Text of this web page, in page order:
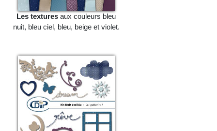
Les textures aux couleurs bleu
nuit, bleu ciel, bleu, beige et violet.